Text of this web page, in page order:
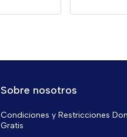
Sobre nosotros
Condiciones y Restricciones
Gratis